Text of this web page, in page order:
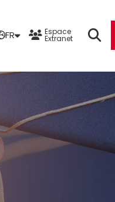
FR Espace
Extranet